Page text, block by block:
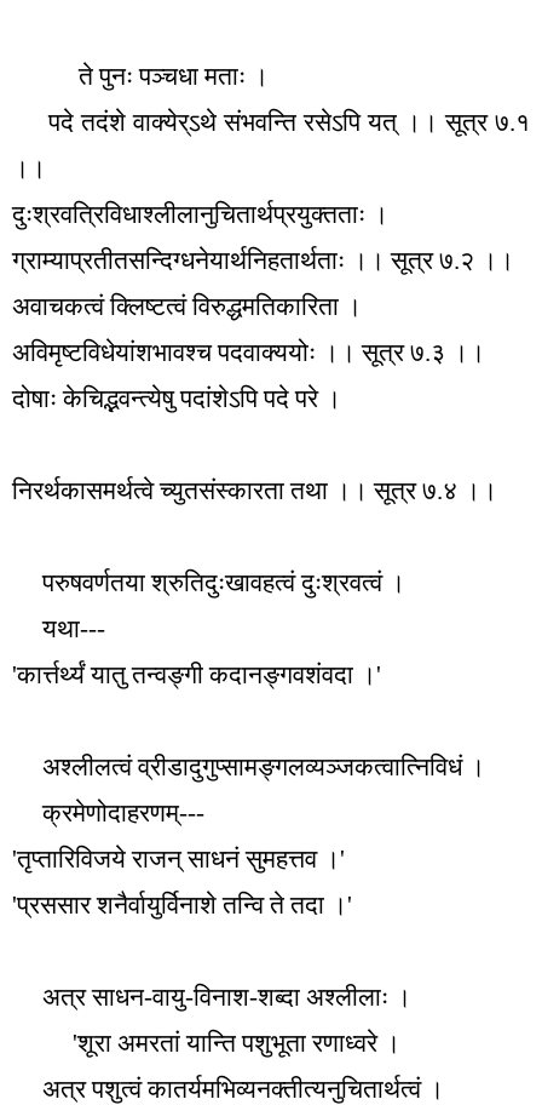
ते पुनः पञ्चधा मताः ।
पदे तदंशे वाक्येर्ऽथे संभवन्ति रसेऽपि यत् ।। सूत्र ७.१
।।
दुःश्रवत्रिविधाश्लीलानुचितार्थप्रयुक्तताः ।
ग्राम्याप्रतीतसन्दिग्धनेयार्थनिहतार्थताः ।। सूत्र ७.२ ।।
अवाचकत्वं क्लिष्टत्वं विरुद्धमतिकारिता ।
अविमृष्टविधेयांशभावश्च पदवाक्ययोः ।। सूत्र ७.३ ।।
दोषाः केचिद्भवन्त्येषु पदांशेऽपि पदे परे ।
निरर्थकासमर्थत्वे च्युतसंस्कारता तथा ।। सूत्र ७.४ ।।
परुषवर्णतया श्रुतिदुःखावहत्वं दुःश्रवत्वं ।
यथा---
'कार्त्तर्थ्यं यातु तन्वङ्गी कदानङ्गवशंवदा । '
अश्लीलत्वं व्रीडादुगुप्सामङ्गलव्यञ्जकत्वात्निविधं ।
क्रमेणोदाहरणम्---
'तृप्तारिविजये राजन् साधनं सुमहत्तव । '
'प्रससार शनैर्वायुर्विनाशे तन्वि ते तदा । '
अत्र साधन-वायु-विनाश-शब्दा अश्लीलाः ।
'शूरा अमरतां यान्ति पशुभूता रणाध्वरे ।
अत्र पशुत्वं कातर्यमभिव्यनक्तीत्यनुचितार्थत्वं ।